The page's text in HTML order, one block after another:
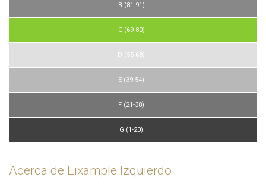
B (81-91)
C (69-80)
D (55-68)
E (39-54)
F (21-38)
G (1-20)
Acerca de Eixample Izquierdo